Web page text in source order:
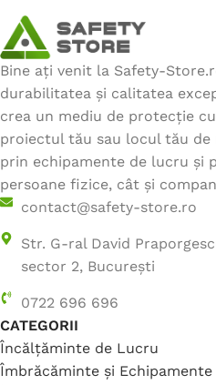
Bine ați venit la Safety-
durabilitatea și calitatea
crea un mediu de protecție
proiectul tău sau locul tău de
prin echipamente de lucru și
persoane fizice, cât și
contact@safety-store.ro
Str. G-ral David
sector 2, București
0722 696 696
CATEGORII
Încălțăminte de Lucru
Îmbrăcăminte și